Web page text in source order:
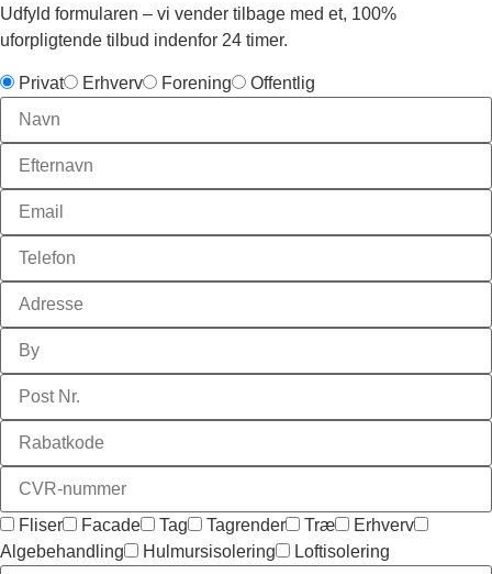
Udfyld formularen – vi vender tilbage med et, 100%
uforpligtende tilbud indenfor 24 timer.
Privat Erhverv Forening Offentlig
Fliser Facade Tag Tagrender Træ
Erhverv
Algebehandling
Hulmursisolering Loftisolering